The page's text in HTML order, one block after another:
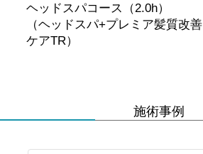
ヘッドスパコース（2.0h）
（ヘッドスパ+プレミア髪質改善
ケアTR）
施術事例